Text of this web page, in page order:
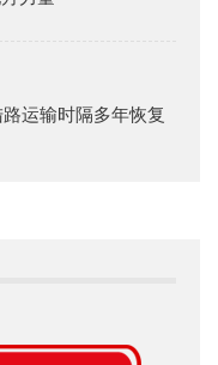
运输时隔多年恢复